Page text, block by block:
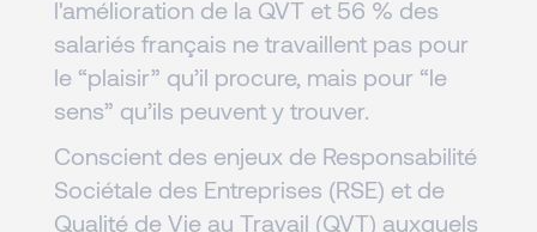
l'amélioration de la QVT et 56 % des
salariés français ne travaillent pas pour
le “plaisir” qu’il procure, mais pour “le
sens” qu’ils peuvent y trouver.
Conscient des enjeux de Responsabilité
Sociétale des Entreprises (RSE) et de
Qualité de Vie au Travail (QVT) auxquels